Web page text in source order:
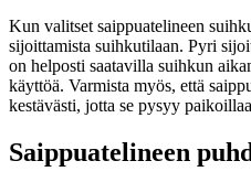
Kun valitset saippuatelineen
sijoittamista suihkutilaan. Pyri
on helposti saatavilla suihkun
käyttöä. Varmista myös, että
kestävästi, jotta se pysyy
Saippuatelineen